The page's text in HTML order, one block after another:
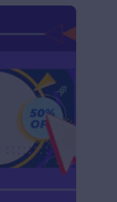
técnica que no